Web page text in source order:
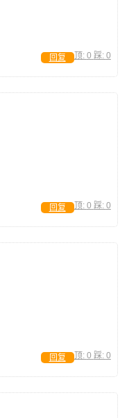
顶: 0 踩: 0
回复
顶: 0 踩: 0
回复
顶: 0 踩: 0
回复